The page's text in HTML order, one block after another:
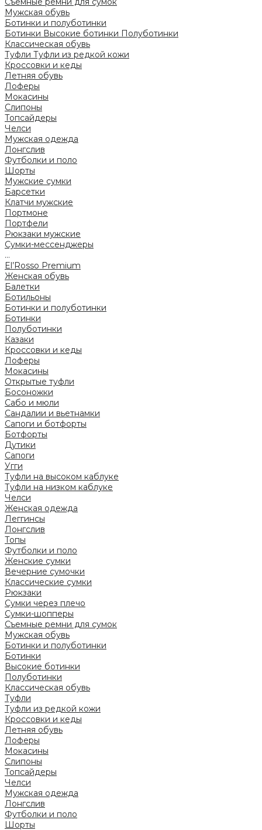
Мужская обувь
Ботинки и полуботинки
Ботинки Высокие ботинки Полуботинки
Классическая обувь
Туфли Туфли из редкой кожи
Кроссовки и кеды
Летняя обувь
Лоферы
Мокасины
Слипоны
Топсайдеры
Челси
Мужская одежда
Лонгслив
Футболки и поло
Шорты
Мужские сумки
Барсетки
Клатчи мужские
Портмоне
Портфели
Рюкзаки мужские
Сумки-мессенджеры
...
El’Rosso Premium
Женская обувь
Балетки
Ботильоны
Ботинки и полуботинки
Ботинки
Полуботинки
Казаки
Кроссовки и кеды
Лоферы
Мокасины
Открытые туфли
Босоножки
Сабо и мюли
Сандалии и вьетнамки
Сапоги и ботфорты
Ботфорты
Дутики
Сапоги
Угги
Туфли на высоком каблуке
Туфли на низком каблуке
Челси
Женская одежда
Леггинсы
Лонгслив
Топы
Футболки и поло
Женские сумки
Вечерние сумочки
Классические сумки
Рюкзаки
Сумки через плечо
Сумки-шопперы
Съемные ремни для сумок
Мужская обувь
Ботинки и полуботинки
Ботинки
Высокие ботинки
Полуботинки
Классическая обувь
Туфли
Туфли из редкой кожи
Кроссовки и кеды
Летняя обувь
Лоферы
Мокасины
Слипоны
Топсайдеры
Челси
Мужская одежда
Лонгслив
Футболки и поло
Шорты